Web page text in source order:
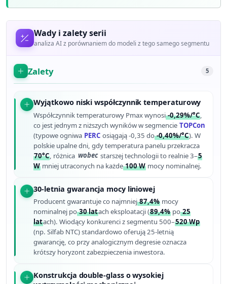
Wady i zalety serii
analiza AI z porównaniem do modeli z tego samego segmentu
Zalety 5
Wyjątkowo niski współczynnik temperaturowy
Współczynnik temperaturowy Pmax wynosi-0,29%/°C,
co jest jednym z niższych wyników w segmencie TOPCon
(typowe ogniwa PERC osiągają -0,35 do-0,40%/°C). W
polskie upalne dni, gdy temperatura panelu przekracza
70°C, różnica wobec starszej technologii to realnie 3–5
W mniej utraconych na każde100 W mocy nominalnej.
30-letnia gwarancja mocy liniowej
Producent gwarantuje co najmniej87,4% mocy
nominalnej po30 latach eksploatacji (89,4% po25
latach). Wiodący konkurenci z segmentu 500–520 Wp
(np. Silfab NTC) standardowo oferują 25-letnią
gwarancję, co przy analogicznym degresie oznacza
krótszy horyzont zabezpieczenia inwestora.
Konstrukcja double-glass o wysokiej